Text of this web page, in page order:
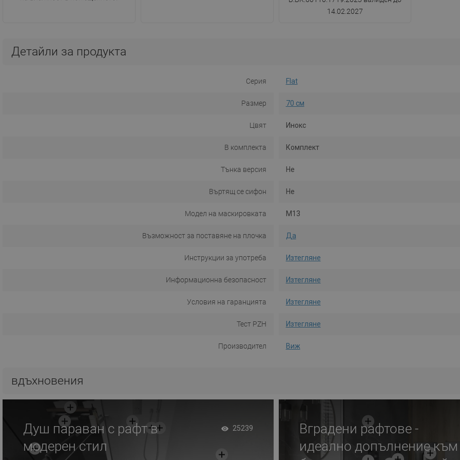
14.02.2027
Детайли за продукта
Серия Flat
Размер 70 см
Цвят Инокс
В комплекта Комплект
Тънка версия Не
Въртящ се сифон Не
Модел на маскировката M13
Възможност за поставяне на плочка Да
Инструкции за употреба Изтегляне
Информационна безопасност Изтегляне
Условия на гаранцията Изтегляне
Тест PZH Изтегляне
Производител Виж
вдъхновения
Душ параван с рафт в
модерен стил
25239
Вградени рафтове -
идеално допълнение към